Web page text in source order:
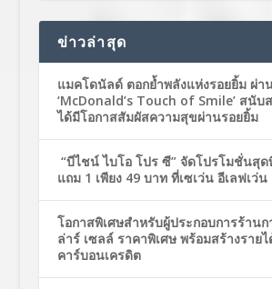
ข่าวล่าสุด
แมคโดนัลด์ ตอกย้ำพลังแห่งรอยยิ้ม ผ่า
‘McDonald’s Touch of Smile’ สนั
ได้มีโอกาสสัมผัสความสุขผ่านรอยยิ้ม
“บีไชน์ ไบโอ โปร ซี” จัดโปรโมชั่นสุด
แถม 1 เพียง 49 บาท ที่เซเว่น อีเลฟเว่น
โอกาสพิเศษสำหรับผู้ประกอบการร้าน
ล่าร์ เซลล์ ราคาพิเศษ พร้อมสร้างราย
คาร์บอนเครดิต